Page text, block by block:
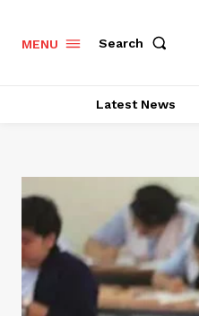
MENU Search
Latest News